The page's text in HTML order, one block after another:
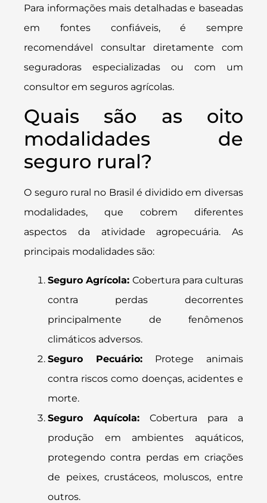
Para informações mais detalhadas e baseadas
em fontes confiáveis, é sempre
recomendável consultar diretamente com
seguradoras especializadas ou com um
consultor em seguros agrícolas.
Quais são as oito
modalidades de
seguro rural?
O seguro rural no Brasil é dividido em diversas
modalidades, que cobrem diferentes
aspectos da atividade agropecuária. As
principais modalidades são:
Seguro Agrícola: Cobertura para culturas
contra perdas decorrentes
principalmente de fenômenos
climáticos adversos.
Seguro Pecuário: Protege animais
contra riscos como doenças, acidentes e
morte.
Seguro Aquícola: Cobertura para a
produção em ambientes aquáticos,
protegendo contra perdas em criações
de peixes, crustáceos, moluscos, entre
outros.